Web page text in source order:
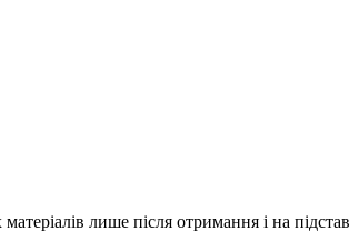
лише після отримання і на